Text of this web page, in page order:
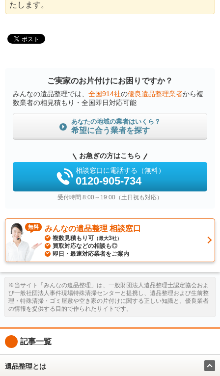
たします。
ご実家のお片付けにお困りですか？
みんなの遺品整理では、 全国914社の優良遺品整理業者から複
数業者の相見積もり・全国即日対応可能
あなたの地域の業者はいくら？
希望に合う業者を探す
お急ぎの方はこちら
相談窓口に電話する（無料）
0120-905-734
受付時間 8:00～19:00（土日祝も対応）
無料 みんなの遺品整理 相談窓口
複数見積もり可 （最大3社）
買取対応などの相談も◎
即日・最速対応業者をご案内
※当サイト「みんなの遺品整理」は、一般財団法人遺品整理士認定協会およ
び一般社団法人事件現場特殊清掃センターと提携し、遺品整理および生前整
理・特殊清掃・ゴミ屋敷や空き家の片付けに関する正しい知識と、優良業者
の情報を提供する目的で作られたサイトです。
記事一覧
遺品整理とは